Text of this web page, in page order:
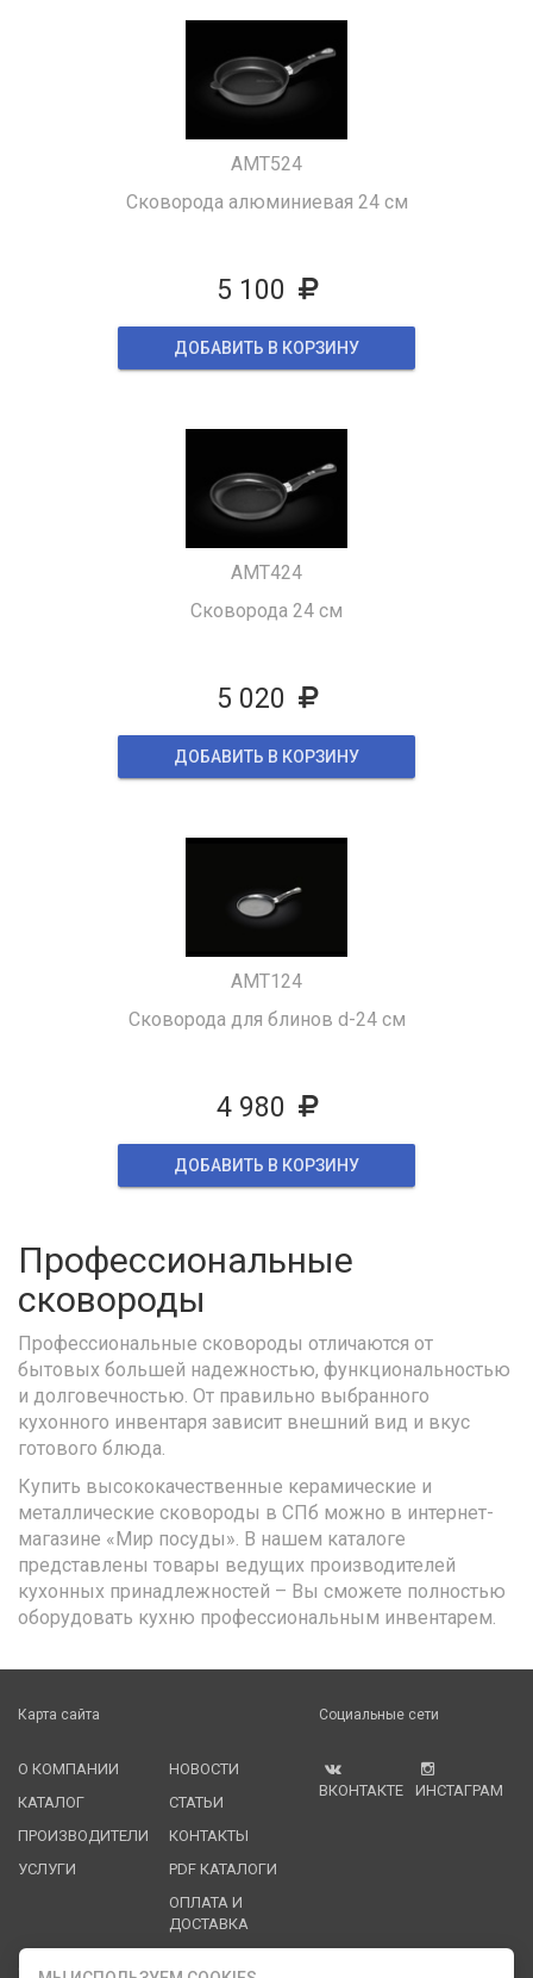
AMT524
Сковорода алюминиевая 24 см
5 100
ДОБАВИТЬ В КОРЗИНУ
AМT424
Сковорода 24 см
5 020
ДОБАВИТЬ В КОРЗИНУ
AMТ124
Сковорода для блинов d-24 см
4 980
ДОБАВИТЬ В КОРЗИНУ
Профессиональные
сковороды
Профессиональные сковороды отличаются от
бытовых большей надежностью, функциональностью
и долговечностью. От правильно выбранного
кухонного инвентаря зависит внешний вид и вкус
готового блюда.
Купить высококачественные керамические и
металлические сковороды в СПб можно в интернет-
магазине «Мир посуды». В нашем каталоге
представлены товары ведущих производителей
кухонных принадлежностей – Вы сможете полностью
оборудовать кухню профессиональным инвентарем.
Карта сайта
О КОМПАНИИ
КАТАЛОГ
ПРОИЗВОДИТЕЛИ
УСЛУГИ
НОВОСТИ
СТАТЬИ
КОНТАКТЫ
PDF КАТАЛОГИ
ОПЛАТА И
ДОСТАВКА
Социальные сети
ВКОНТАКТЕ ИНСТАГРАМ
Служба клиентской поддержки